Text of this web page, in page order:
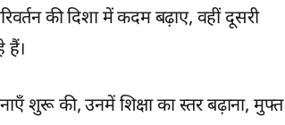
की दिशा में कदम बढ़ाए, वहीं दूसरी
हैं।
शुरू की, उनमें शिक्षा का स्तर बढ़ाना, मुफ्त